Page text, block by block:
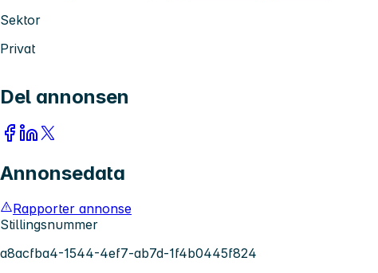
Sektor
Privat
Del annonsen
Annonsedata
Rapporter annonse
Stillingsnummer
a8acfba4-1544-4ef7-ab7d-1f4b0445f824